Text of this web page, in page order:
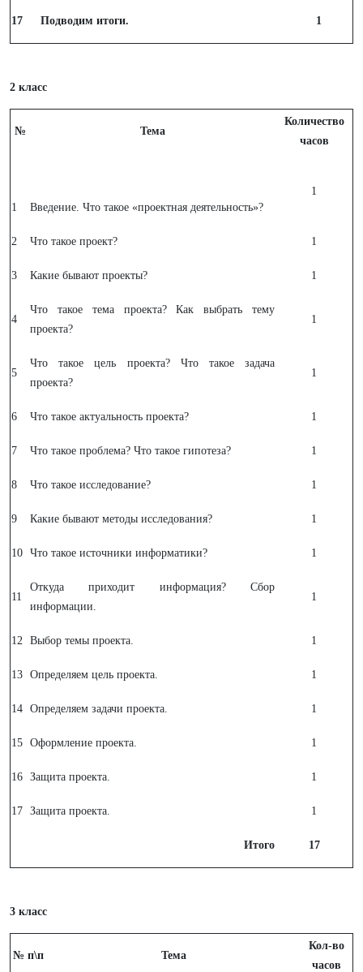
17 Подводим итоги. 1
2 класс
№ Тема
Количество
часов
1 Введение. Что такое «проектная деятельность»?
1
2 Что такое проект? 1
3 Какие бывают проекты? 1
4
Что такое тема проекта? Как выбрать тему
проекта?
1
5
Что такое цель проекта? Что такое задача
проекта?
1
6 Что такое актуальность проекта? 1
7 Что такое проблема? Что такое гипотеза? 1
8 Что такое исследование? 1
9 Какие бывают методы исследования? 1
10 Что такое источники информатики? 1
11
Откуда приходит информация? Сбор
информации.
1
12 Выбор темы проекта. 1
13 Определяем цель проекта. 1
14 Определяем задачи проекта. 1
15 Оформление проекта. 1
16 Защита проекта. 1
17 Защита проекта. 1
Итого 17
3 класс
№ п\п Тема
Кол-во
часов